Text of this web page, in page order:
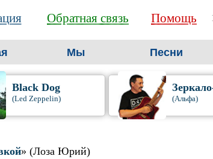
Обратная связь Помощь
Мы Песни
Black Dog
(Led Zeppelin) (Альфа)
» (Лоза Юрий)